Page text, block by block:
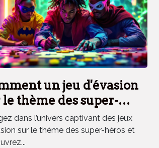
un jeu d'évasion
le thème des super-
renforce la cohésion
?
dans l’univers captivant des jeux
sur le thème des super-héros et